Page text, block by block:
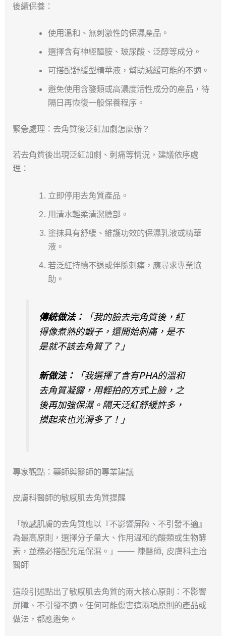
後續保養：
使用溫和、無刺激性的保濕產品。
選擇含有神經醯胺、玻尿酸、泛醇等成分。
可搭配舒緩型精華液，幫助減緩可能的不適。
避免使用含酸類或高濃度活性成分的產品，待
隔日再恢復一般保養程序。
緊急處理：去角質後泛紅加劇怎麼辦？
若去角質後出現泛紅加劇、刺痛等情況，建議依序處
理：
立即停用去角質產品。
用清水輕柔清潔臉部。
塗抹具有舒緩、維護功效的保濕乳液或精華
液。
若泛紅持續不退或伴隨刺痛，應尋求專業協
助。
傳統做法：
「我的臉去完角質後，紅
得像煮熟的蝦子，還開始刺痛，是不
是就不該去角質了？」
新做法：
「我選擇了含有PHA的溫和
去角質凝露，用輕拍的方式上臉，之
後再加強保濕。隔天泛紅舒緩許多，
摸起來也光滑多了！」
專家觀點：藥師與醫師的專業建議
皮膚科醫師的敏感肌去角質提醒
「敏感肌膚的去角質應以『不影響屏障、不引發不適』
為最高原則，選擇分子量大、作用溫和的酸類或生物酵
素，並務必搭配充足保濕。」—— 陳醫師, 皮膚科主治
醫師
這段引述點出了敏感肌去角質的兩大核心原則：不影響
屏障、不引發不適。任何可能傷害這兩項原則的產品或
做法，都應避免。